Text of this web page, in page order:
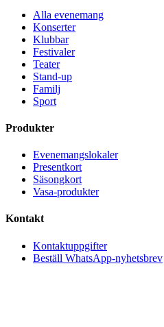
Alla evenemang
Konserter
Klubbar
Festivaler
Teater
Stand-up
Familj
Sport
Produkter
Evenemangslokaler
Presentkort
Säsongkort
Vasa-produkter
Kontakt
Kontaktuppgifter
Beställ WhatsApp-nyhetsbrev